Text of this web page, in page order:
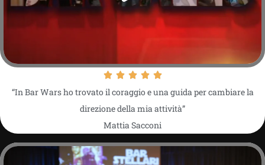
“In Bar Wars ho trovato il coraggio e una guida per cambiare la
direzione della mia attività”
Mattia Sacconi